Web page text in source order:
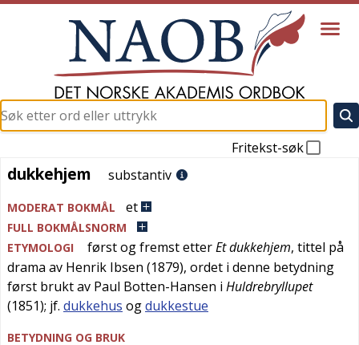
Fritekst-søk
dukkehjem
dukkehjem substantiv
MODERAT BOKMÅL et
FULL BOKMÅLSNORM
ETYMOLOGI
først og fremst etterEt dukkehjem, tittel på
drama av Henrik Ibsen (1879), ordet i denne betydning
først brukt av Paul Botten-Hansen i Huldrebryllupet
(1851); jf. dukkehus ogdukkestue
BETYDNING OG BRUK